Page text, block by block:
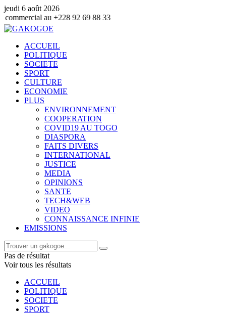
jeudi 6 août 2026
92 69 88 33
ACCUEIL
POLITIQUE
SOCIETE
SPORT
CULTURE
ECONOMIE
PLUS
ENVIRONNEMENT
COOPERATION
COVID19 AU TOGO
DIASPORA
FAITS DIVERS
INTERNATIONAL
JUSTICE
MEDIA
OPINIONS
SANTE
TECH&WEB
VIDEO
CONNAISSANCE INFINIE
EMISSIONS
Pas de résultat
Voir tous les résultats
ACCUEIL
POLITIQUE
SOCIETE
SPORT